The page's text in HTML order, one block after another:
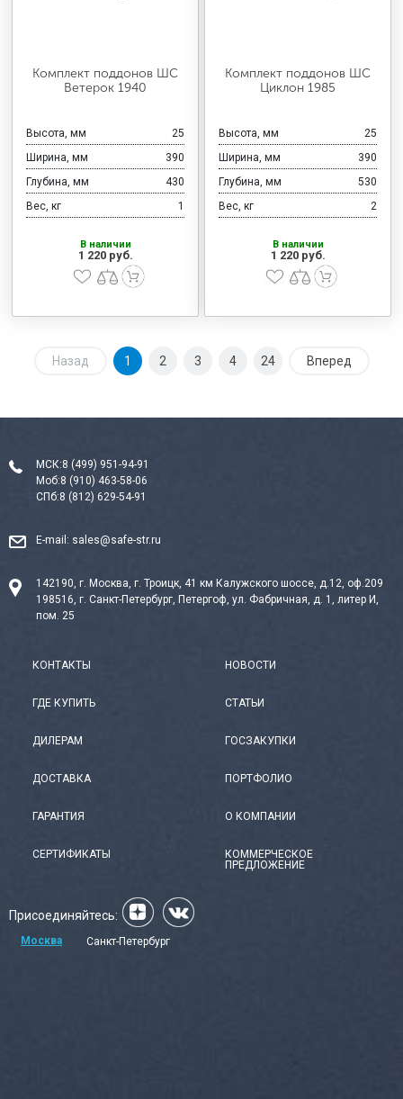
Комплект поддонов ШС
Ветерок 1940
Высота, мм
25
Ширина, мм
390
Глубина, мм
430
Вес, кг
1
В наличии
1 220 руб.
Комплект поддонов ШС
Циклон 1985
Высота, мм
25
Ширина, мм
390
Глубина, мм
530
Вес, кг
2
В наличии
1 220 руб.
Назад 1 2 3 4 24 Вперед
МСК:8 (499) 951-94-91
Моб:8 (910) 463-58-06
СПб:8 (812) 629-54-91
E-mail: sales@safe-str.ru
142190, г. Москва, г. Троицк, 41 км Калужского шоссе, д.12, оф.209
198516, г. Санкт-Петербург, Петергоф, ул. Фабричная, д. 1, литер И,
пом. 25
КОНТАКТЫ
ГДЕ КУПИТЬ
ДИЛЕРАМ
ДОСТАВКА
ГАРАНТИЯ
СЕРТИФИКАТЫ
НОВОСТИ
СТАТЬИ
ГОСЗАКУПКИ
ПОРТФОЛИО
О КОМПАНИИ
КОММЕРЧЕСКОЕ
ПРЕДЛОЖЕНИЕ
Присоединяйтесь:
Москва Санкт-Петербург